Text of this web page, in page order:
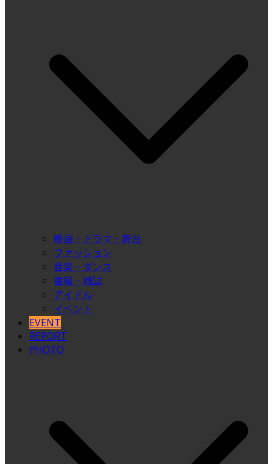
映画・ドラマ・舞台
ファッション
音楽・ダンス
書籍・雑誌
アイドル
イベント
EVENT
REPORT
PHOTO